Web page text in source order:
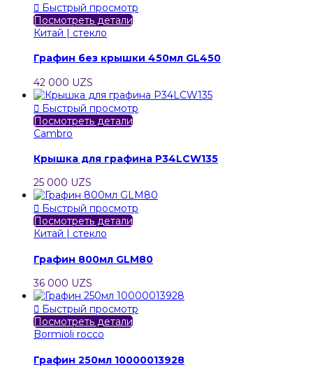
 Быстрый просмотр
Посмотреть детали
Китай | стекло
Графин без крышки 450мл GL450
42 000 UZS
 Быстрый просмотр
Посмотреть детали
Cambro
Крышка для графина P34LCW135
25 000 UZS
 Быстрый просмотр
Посмотреть детали
Китай | стекло
Графин 800мл GLM80
36 000 UZS
 Быстрый просмотр
Посмотреть детали
Bormioli rocco
Графин 250мл 10000013928